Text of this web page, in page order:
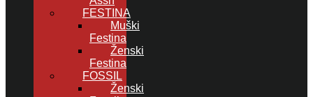
FESTINA
Muški
Festina
Ženski
Festina
FOSSIL
Ženski